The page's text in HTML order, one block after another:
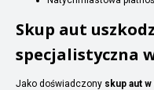
Skup aut
specjalistyczna
Jako doświadczony skup aut